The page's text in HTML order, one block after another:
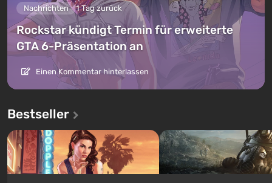
Nachrichten 1 Tag zurück
Rockstar kündigt Termin für erweiterte
GTA 6-Präsentation an
Einen Kommentar hinterlassen
Bestseller